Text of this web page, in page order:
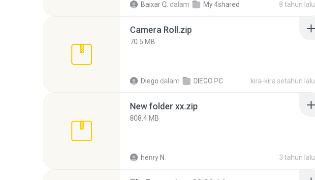
Baixar Q. dalam My 4shared 8 tahun lalu
Camera Roll.zip
70.5 MB
Diego dalam DIEGO PC kira-kira setahun lalu
New folder xx.zip
808.4 MB
henry N. 3 tahun lalu